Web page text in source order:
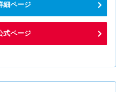
細ページ
式ページ